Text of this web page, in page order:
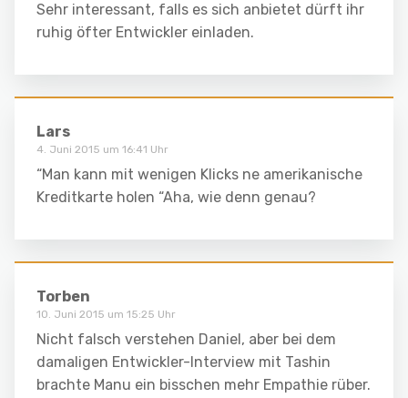
Sehr interessant, falls es sich anbietet dürft ihr
ruhig öfter Entwickler einladen.
Lars
4. Juni 2015 um 16:41 Uhr
“Man kann mit wenigen Klicks ne amerikanische
Kreditkarte holen “Aha, wie denn genau?
Torben
10. Juni 2015 um 15:25 Uhr
Nicht falsch verstehen Daniel, aber bei dem
damaligen Entwickler-Interview mit Tashin
brachte Manu ein bisschen mehr Empathie rüber.